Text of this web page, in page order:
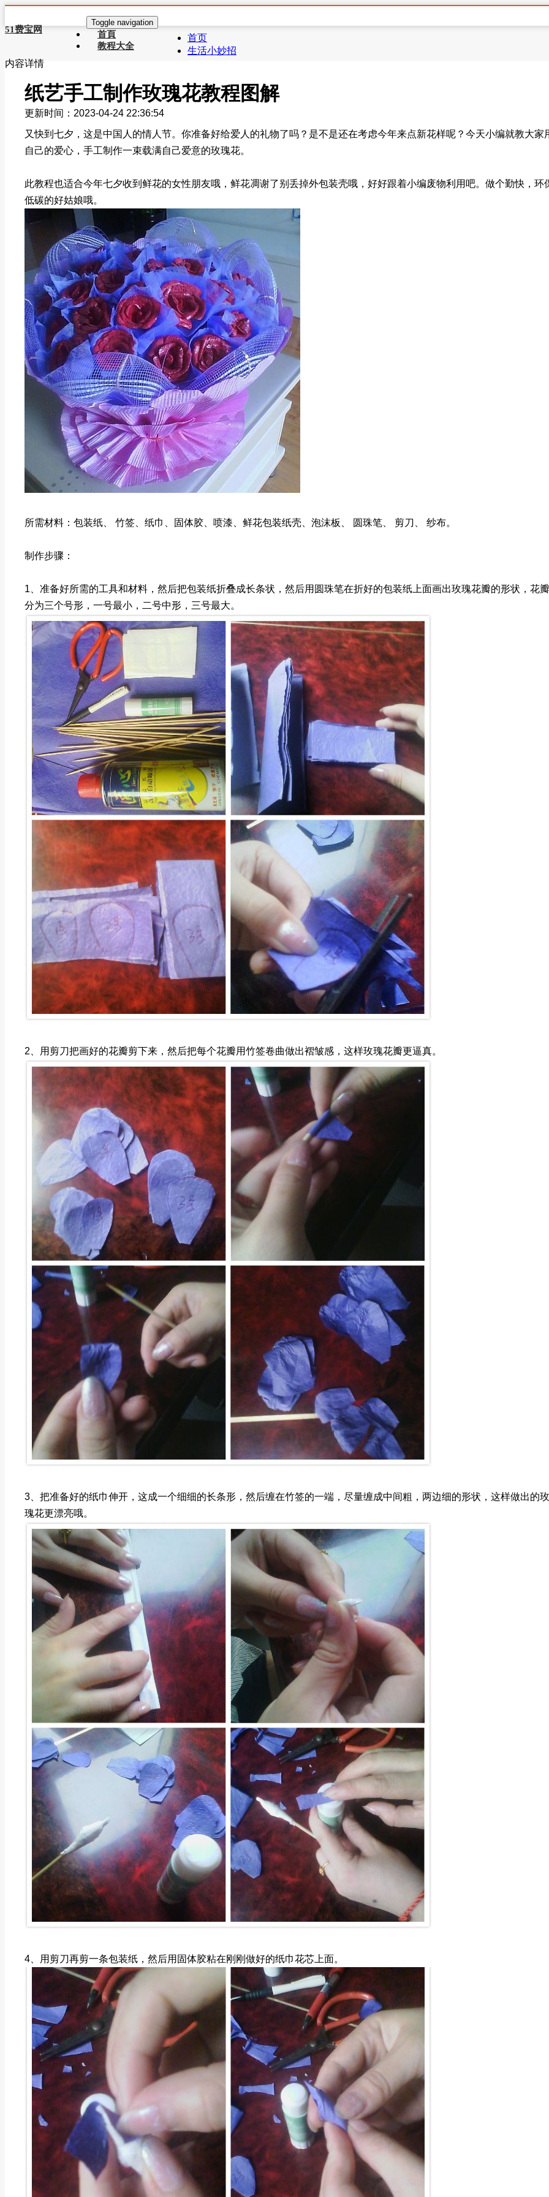
51费宝网
Toggle navigation
首頁
教程大全
首页
生活小妙招
内容详情
纸艺手工制作玫瑰花教程图解
更新时间：2023-04-24 22:36:54
又快到七夕，这是中国人的情人节。你准备好给爱人的礼物了吗？是不是还在考虑今年来点新花样呢？今天小编就教大家
自己的爱心，手工制作一束载满自己爱意的玫瑰花。
此教程也适合今年七夕收到鲜花的女性朋友哦，鲜花凋谢了别丢掉外包装壳哦，好好跟着小编废物利用吧。做个勤快，环
低碳的好姑娘哦。
所需材料：包装纸、 竹签、纸巾、固体胶、喷漆、鲜花包装纸壳、泡沫板、 圆珠笔、 剪刀、 纱布。
制作步骤：
1、准备好所需的工具和材料，然后把包装纸折叠成长条状，然后用圆珠笔在折好的包装纸上面画出玫瑰花瓣的形状，花瓣
分为三个号形，一号最小，二号中形，三号最大。
2、用剪刀把画好的花瓣剪下来，然后把每个花瓣用竹签卷曲做出褶皱感，这样玫瑰花瓣更逼真。
3、把准备好的纸巾伸开，这成一个细细的长条形，然后缠在竹签的一端，尽量缠成中间粗，两边细的形状，这样做出的玫
瑰花更漂亮哦。
4、用剪刀再剪一条包装纸，然后用固体胶粘在刚刚做好的纸巾花芯上面。